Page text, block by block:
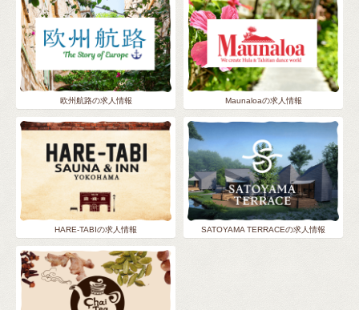
欧州航路の求人情報 Maunaloaの求人情報
HARE-TABIの求人情報 SATOYAMA TERRACEの求人情報